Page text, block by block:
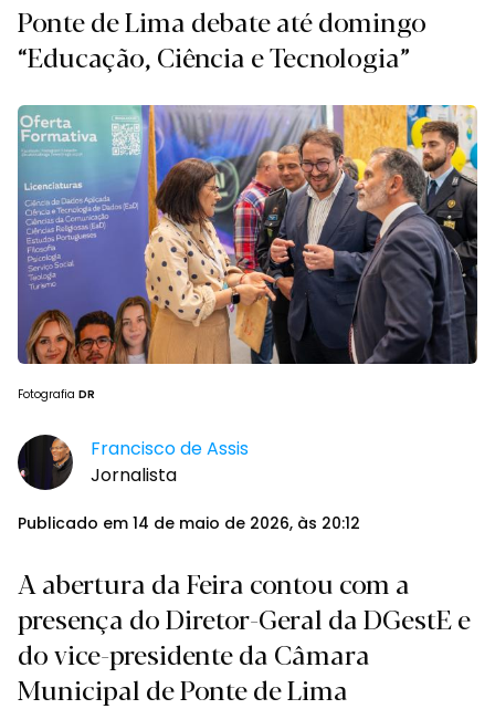
Ponte de Lima debate até domingo
“Educação, Ciência e Tecnologia”
Fotografia DR
Francisco de Assis
Jornalista
Publicado em 14 de maio de 2026, às 20:12
A abertura da Feira contou com a
presença do Diretor-Geral da DGestE e
do vice-presidente da Câmara
Municipal de Ponte de Lima